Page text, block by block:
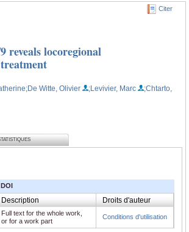
Citer
reveals locoregional
;De Witte, Olivier ;Levivier, Marc
;Chtarto,
Description Droits d'auteur
Full text for the whole work,
or for a work part
Conditions d'utilisation